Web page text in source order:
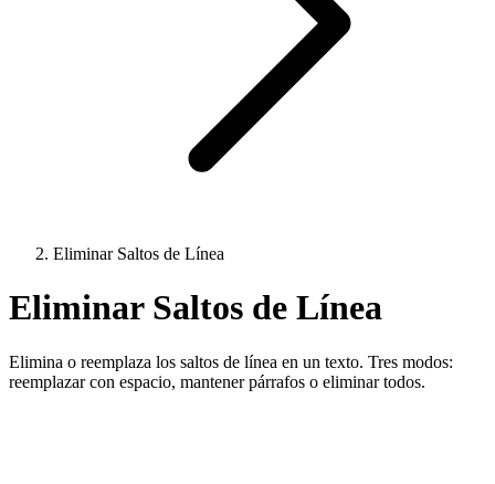
Eliminar Saltos de Línea
Eliminar Saltos de Línea
Elimina o reemplaza los saltos de línea en un texto. Tres modos:
reemplazar con espacio, mantener párrafos o eliminar todos.